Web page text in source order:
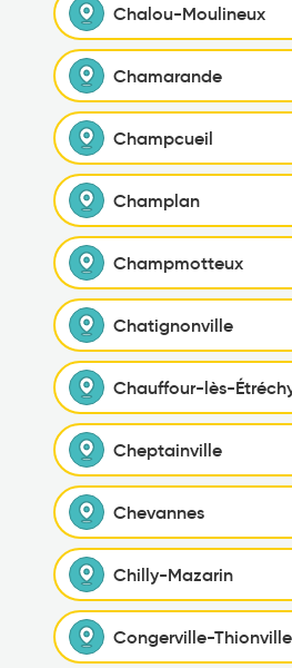
Chalou-Moulineux
Chamarande
Champcueil
Champlan
Champmotteux
Chatignonville
Chauffour-lès-
Cheptainville
Chevannes
Chilly-Mazarin
Congerville-Thionville